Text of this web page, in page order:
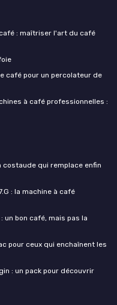
: maîtriser l'art du café
café pour un percolateur de
à café professionnelles :
costaude qui remplace enfin
: la machine à café
un bon café, mais pas la
pour ceux qui enchaînent les
: un pack pour découvrir